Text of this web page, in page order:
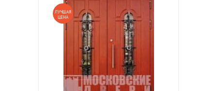
ЛУЧШАЯ
ЦЕНА